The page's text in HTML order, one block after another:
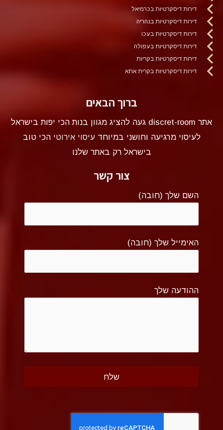
דירות דיסקרטיות בכרמיאל
דירות דיסקרטיות בנהריה
דירות דיסקרטיות בעכו
דירות דיסקרטיות בעפולה
דירות דיסקרטיות בקריות
דירות דיסקרטיות בקרית אתא
ברוך הבאים
אתר discret-room געה להציג מגוון בנות הכי יפות בישראל
לעיסוי מרגיעה וחושני במיוחדעיסוי אירוטי הכי טוב
בישראל רק באתר שלנו
צור קשר
השם שלך (חובה)
האימייל שלך (חובה)
ההודעה שלך